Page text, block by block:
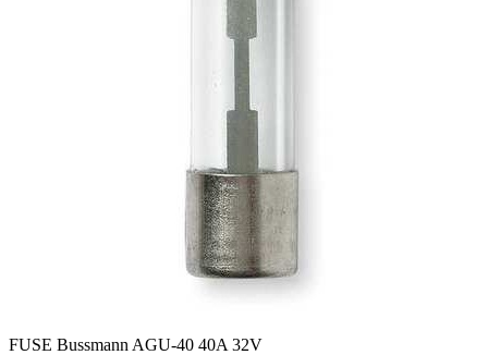
FUSE Bussmann AGU-40 40A 32V